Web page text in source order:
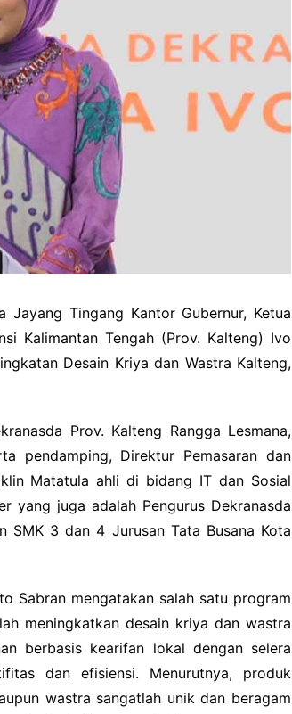
Jayang Tingang Kantor Gubernur, Ketua
Kalimantan Tengah (Prov. Kalteng) Ivo
Desain Kriya dan Wastra Kalteng,
Prov. Kalteng Rangga Lesmana,
pendamping, Direktur Pemasaran dan
Matatula ahli di bidang IT dan Sosial
yang juga adalah Pengurus Dekranasda
SMK 3 dan 4 Jurusan Tata Busana Kota
Sabran mengatakan salah satu program
meningkatkan desain kriya dan wastra
berbasis kearifan lokal dengan selera
dan efisiensi. Menurutnya, produk
wastra sangatlah unik dan beragam